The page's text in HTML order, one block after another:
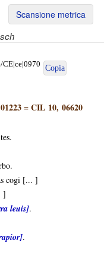
Scansione metrica
Copia
=CIL 10, 06620
cogi [... ]
]
leuis].
.